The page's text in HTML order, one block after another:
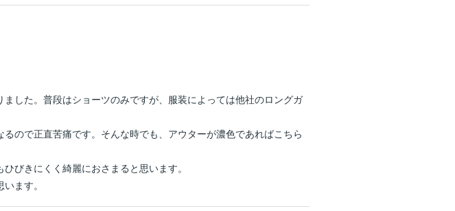
した。普段はショーツのみですが、服装によっては他社のロングガ
ので正直苦痛です。そんな時でも、アウターが濃色であればこちら
びきにくく綺麗におさまると思います。
ます。